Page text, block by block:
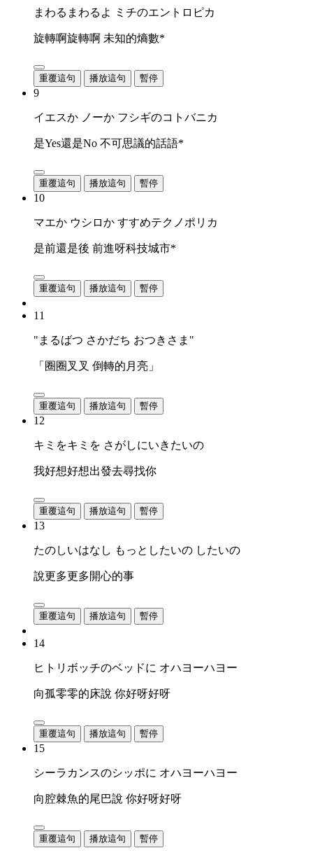
まわるまわるよ ミチのエントロピカ
旋轉啊旋轉啊 未知的熵數*
重覆這句 播放這句 暫停
9
イエスか ノーか フシギのコトバニカ
是Yes還是No 不可思議的話語*
重覆這句 播放這句 暫停
10
マエか ウシロか すすめテクノポリカ
是前還是後 前進呀科技城市*
重覆這句 播放這句 暫停
11
"まるばつ さかだち おつきさま"
「圈圈叉叉 倒轉的月亮」
重覆這句 播放這句 暫停
12
キミをキミを さがしにいきたいの
我好想好想出發去尋找你
重覆這句 播放這句 暫停
13
たのしいはなし もっとしたいの したいの
說更多更多開心的事
重覆這句 播放這句 暫停
14
ヒトリボッチのベッドに オハヨーハヨー
向孤零零的床說 你好呀好呀
重覆這句 播放這句 暫停
15
シーラカンスのシッポに オハヨーハヨー
向腔棘魚的尾巴說 你好呀好呀
重覆這句 播放這句 暫停